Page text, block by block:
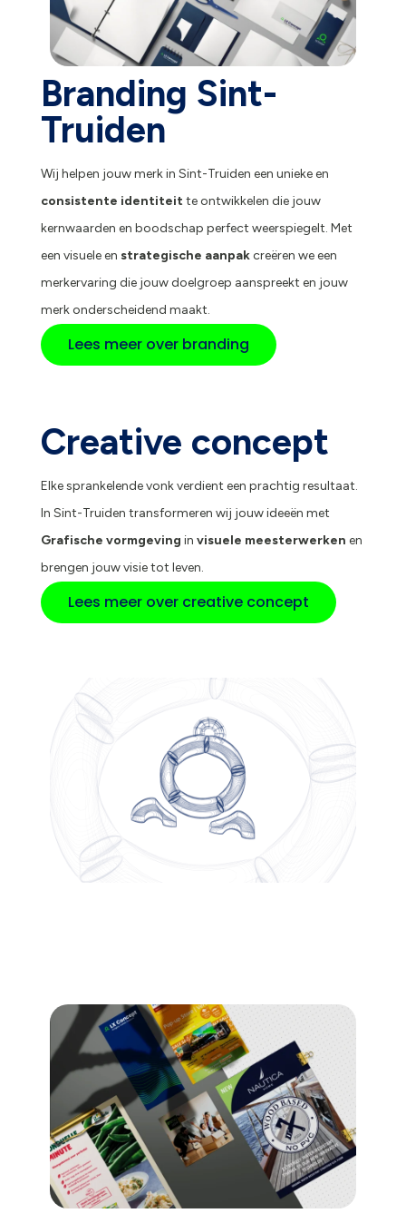
Branding Sint-
Truiden
Wij helpen jouw merk in Sint-Truiden een unieke en
consistente identiteitte ontwikkelen die jouw
kernwaarden en boodschap perfect weerspiegelt. Met
een visuele en strategische aanpakcreëren we een
merkervaring die jouw doelgroep aanspreekt en jouw
merk onderscheidend maakt.
Lees meer over branding
Creative concept
Elke sprankelende vonk verdient een prachtig resultaat.
In Sint-Truiden transformeren wij jouw ideeën met
Grafische vormgeving in visuele meesterwerken en
brengen jouw visie tot leven.
Lees meer over creative concept